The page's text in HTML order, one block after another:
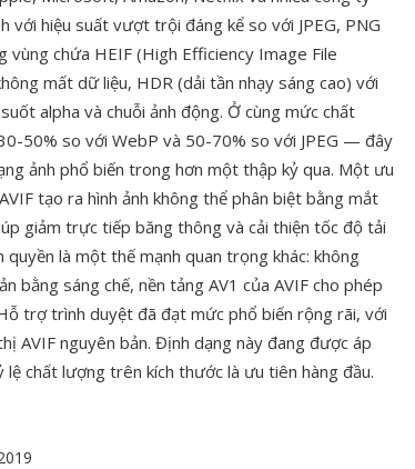
với hiệu suất vượt trội đáng kể so với JPEG, PNG
chứa HEIF (High Efficiency Image File
mất dữ liệu, HDR (dải tần nhạy sáng cao) với
alpha và chuỗi ảnh động. Ở cùng mức chất
50% so với WebP và 50-70% so với JPEG — đây
ảnh phổ biến trong hơn một thập kỷ qua. Một ưu
tạo ra hình ảnh không thể phân biệt bằng mắt
giảm trực tiếp băng thông và cải thiện tốc độ tải
là một thế mạnh quan trọng khác: không
bằng sáng chế, nền tảng AV1 của AVIF cho phép
trợ trình duyệt đã đạt mức phổ biến rộng rãi, với
AVIF nguyên bản. Định dạng này đang được áp
lệ chất lượng trên kích thước là ưu tiên hàng đầu.